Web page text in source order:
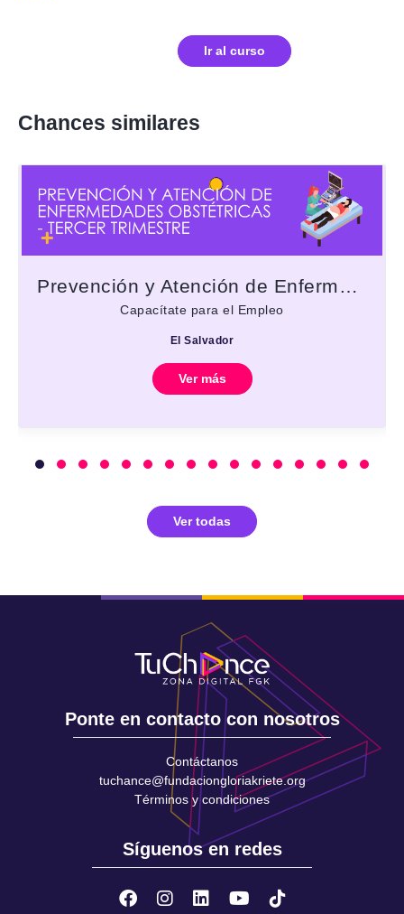
Ir al curso
Chances similares
Prevención y Atención de Enfermedades Obstétricas - Tercer trimestre
Capacítate para el Empleo
El Salvador
Ver más
Ver todas
Ponte en contacto con nosotros
Contáctanos
tuchance@fundaciongloriakriete.org
Términos y condiciones
Síguenos en redes